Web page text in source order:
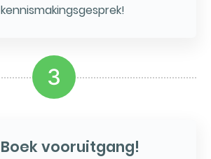
kennismakingsgesprek!
3
Boek vooruitgang!